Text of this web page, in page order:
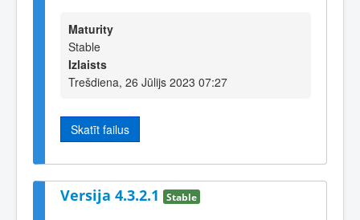
Maturity
Stable
Izlaists
Trešdiena, 26 Jūlijs 2023 07:27
Skatīt failus
Versija 4.3.2.1 Stable